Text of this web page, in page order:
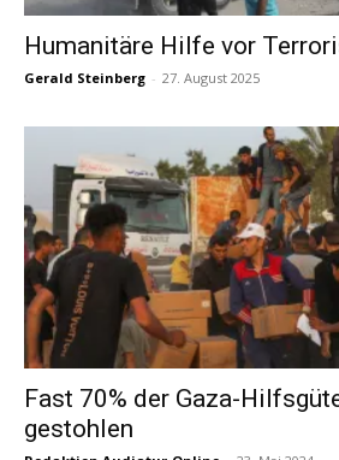
Humanitäre Hilfe vor
Gerald Steinberg - 27. August 2025
Fast 70% der Gaza-
gestohlen